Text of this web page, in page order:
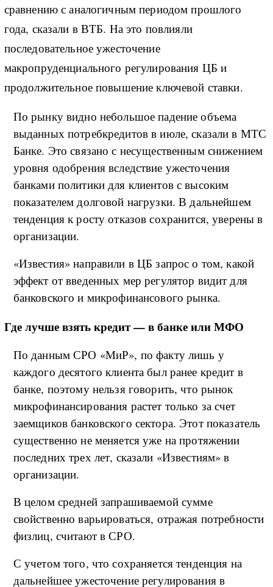
сравнению с аналогичным периодом прошлого
года, сказали в ВТБ. На это повлияли
последовательное ужесточение
макропруденциального регулирования ЦБ и
продолжительное повышение ключевой ставки.
По рынку видно небольшое падение объема
выданных потребкредитов в июле, сказали в МТС
Банке. Это связано с несущественным снижением
уровня одобрения вследствие ужесточения
банками политики для клиентов с высоким
показателем долговой нагрузки. В дальнейшем
тенденция к росту отказов сохранится, уверены в
организации.
«Известия» направили в ЦБ запрос о том, какой
эффект от введенных мер регулятор видит для
банковского и микрофинансового рынка.
Где лучше взять кредит — в банке или МФО
По данным СРО «МиР», по факту лишь у
каждого десятого клиента был ранее кредит в
банке, поэтому нельзя говорить, что рынок
микрофинансирования растет только за счет
заемщиков банковского сектора. Этот показатель
существенно не меняется уже на протяжении
последних трех лет, сказали «Известиям» в
организации.
В целом средней запрашиваемой сумме
свойственно варьироваться, отражая потребности
физлиц, считают в СРО.
С учетом того, что сохраняется тенденция на
дальнейшее ужесточение регулирования в